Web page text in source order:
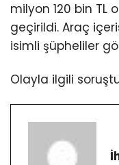
milyon 120 bin TL
geçirildi. Araç
isimli şüpheliler
Olayla ilgili